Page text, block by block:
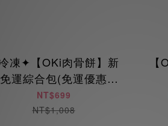
凍✦【OKi肉骨餅】新
運綜合包(免運優惠每
人限用乙次)
NT$699
NT$1,008